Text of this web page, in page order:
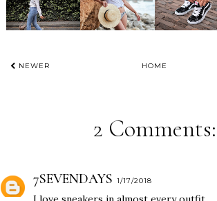
NEWER HOME
2 Comments:
7SEVENDAYS 1/17/2018